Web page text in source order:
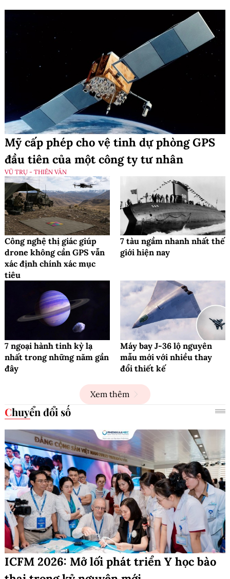
Mỹ cấp phép cho vệ tinh dự phòng GPS
đầu tiên của một công ty tư nhân
VŨ TRỤ - THIÊN VĂN
Công nghệ thị giác giúp
drone không cần GPS vẫn
xác định chính xác mục
tiêu
7 tàu ngầm nhanh nhất thế
giới hiện nay
7 ngoại hành tinh kỳ lạ
nhất trong những năm gần
đây
Máy bay J-36 lộ nguyên
mẫu mới với nhiều thay
đổi thiết kế
Xem thêm
Chuyển đổi số
ICFM 2026: Mở lối phát triển Y học bào